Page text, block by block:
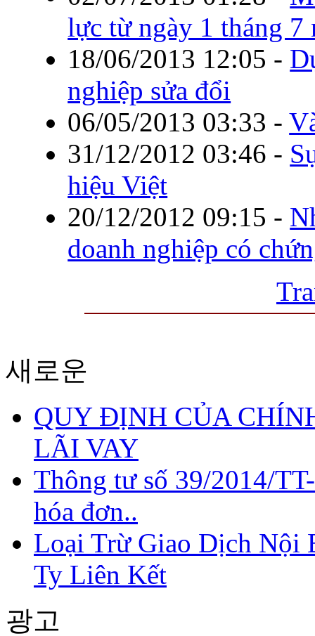
lực từ ngày 1 tháng 7
18/06/2013 12:05 -
nghiệp sửa đổi
06/05/2013 03:33 -
31/12/2012 03:46 -
hiệu Việt
20/12/2012 09:15 -
doanh nghiệp có
새로운
QUY ĐỊNH CỦA
LÃI VAY
Thông tư số 39/2014/
hóa đơn..
Loại Trừ Giao Dịch Nội
Ty Liên Kết
광고